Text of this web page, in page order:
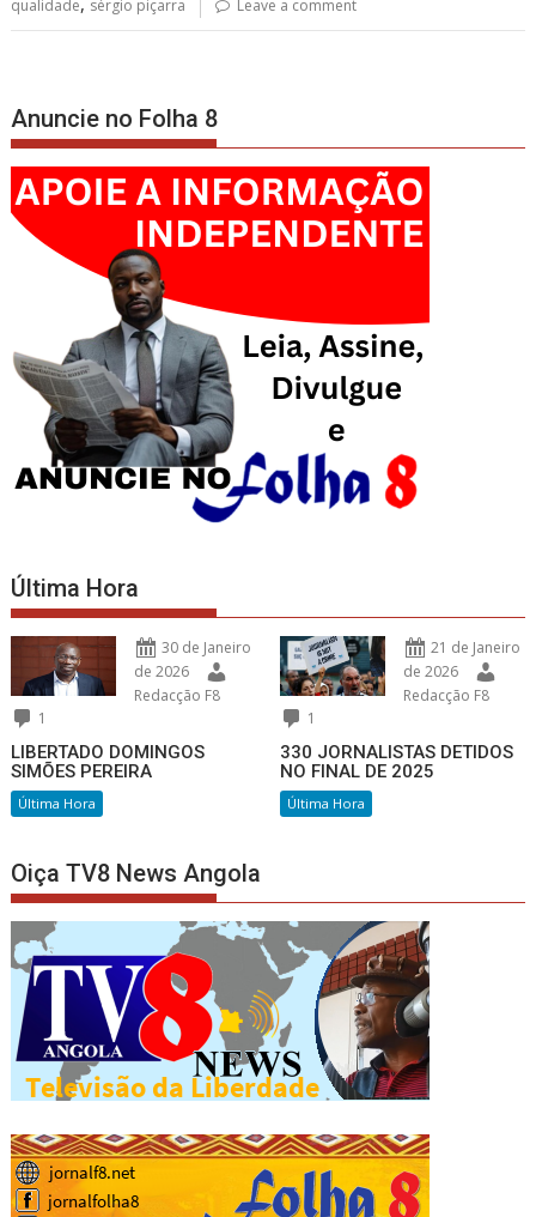
qualidade sérgio piçarra Leave a comment
Anuncie no Folha 8
Última Hora
30 de Janeiro
de 2026
Redacção F8
1
LIBERTADO DOMINGOS
SIMÕES PEREIRA
Última Hora
21 de Janeiro
de 2026
Redacção F8
1
330 JORNALISTAS DETIDOS
NO FINAL DE 2025
Última Hora
Oiça TV8 News Angola